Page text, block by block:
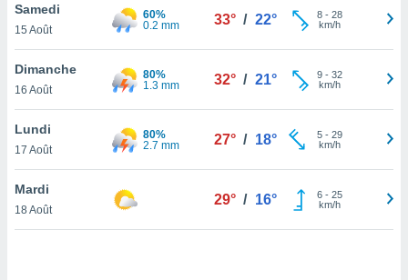
votre
à
en
le
Samedi
15 Août
60%
0.2 mm
33° / 22° 8- 28
km/h
Dimanche
16 Août
80%
1.3 mm
32° / 21° 9- 32
km/h
Lundi
17 Août
80%
2.7 mm
27° / 18° 5- 29
km/h
Mardi
18 Août
29° / 16° 6- 25
km/h